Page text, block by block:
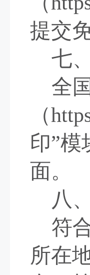
提交
七
全
（
印”模
面。
八
符
所在